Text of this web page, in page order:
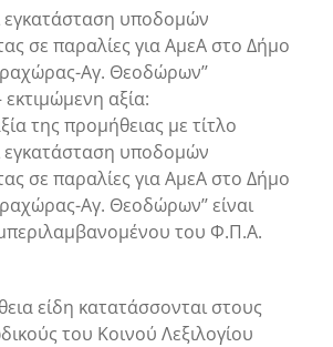
εγκατάσταση υποδομών
σε παραλίες για ΑμεΑ στο Δήμο
Αγ. Θεοδώρων’’
αξία:
της προμήθειας με τίτλο
εγκατάσταση υποδομών
σε παραλίες για ΑμεΑ στο Δήμο
Αγ. Θεοδώρων’’ είναι
του Φ.Π.Α.
είδη κατατάσσονται στους
του Κοινού Λεξιλογίου